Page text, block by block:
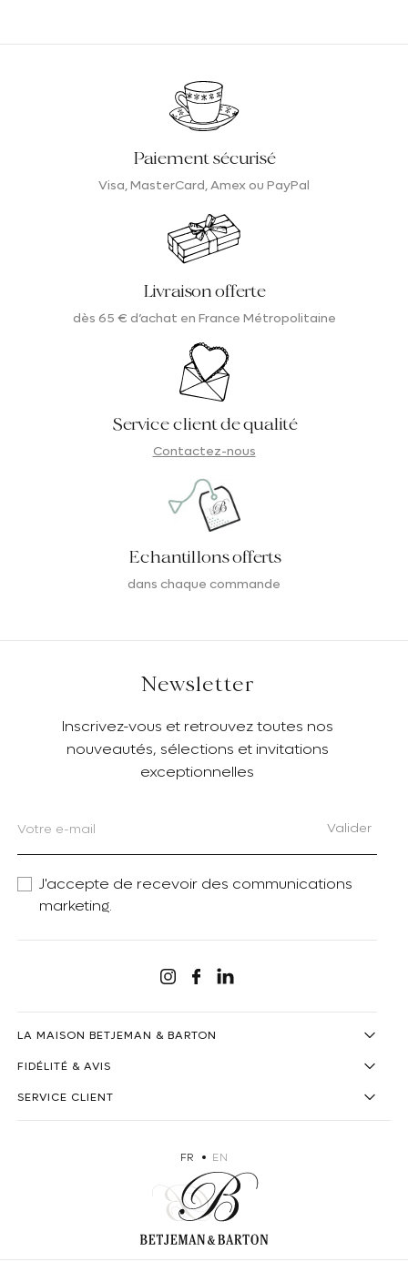
Paiement sécurisé
Visa, MasterCard, Amex ou PayPal
Livraison offerte
dès 65 € d’achat en France Métropolitaine
Service client de qualité
Contactez-nous
Echantillons offerts
dans chaque commande
Newsletter
Inscrivez-vous et retrouvez toutes nos
nouveautés, sélections et invitations
exceptionnelles
Valider
J'accepte de recevoir des communications
marketing.
Instagram
Facebook
Linkedin
LA MAISON BETJEMAN & BARTON
FIDÉLITÉ & AVIS
SERVICE CLIENT
FR EN